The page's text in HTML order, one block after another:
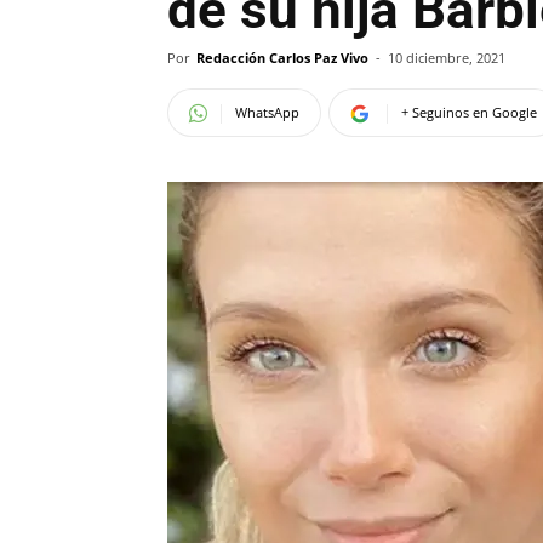
Por Redacción Carlos Paz Vivo - 10 diciembre, 2021
WhatsApp + Seguinos en Google